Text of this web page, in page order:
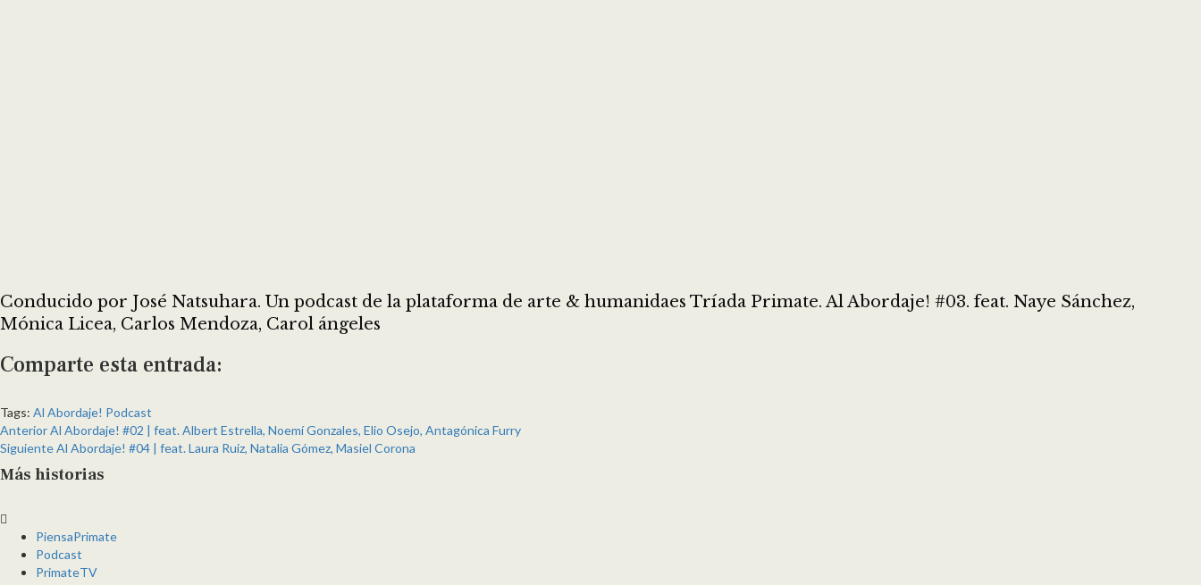
Conducido por José Natsuhara. Un podcast de la plataforma de arte & humanidaes Tríada Primate. Al Abordaje! #03. feat. Naye Sánchez,
Mónica Licea, Carlos Mendoza, Carol ángeles
Comparte esta entrada:
en
X
(Twitter)
en
Facebook
en
Reddit
en
LinkedIn
en
Pinterest
en
Pocket
Tags: Al Abordaje! Podcast
Post
navigation
AnteriorAl Abordaje! #02 | feat. Albert Estrella, Noemí Gonzales, Elio Osejo, Antagónica Furry
SiguienteAl Abordaje! #04 | feat. Laura Ruiz, Natalia Gómez, Masiel Corona
Más historias
PiensaPrimate
Podcast
PrimateTV